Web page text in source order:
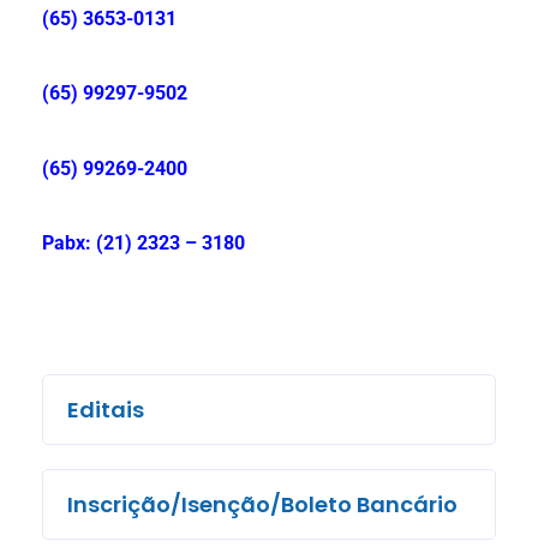
(65) 3653-0131
(65) 99297-9502
(65) 99269-2400
Pabx: (21) 2323 – 3180
Editais
Inscrição/Isenção/Boleto Bancário